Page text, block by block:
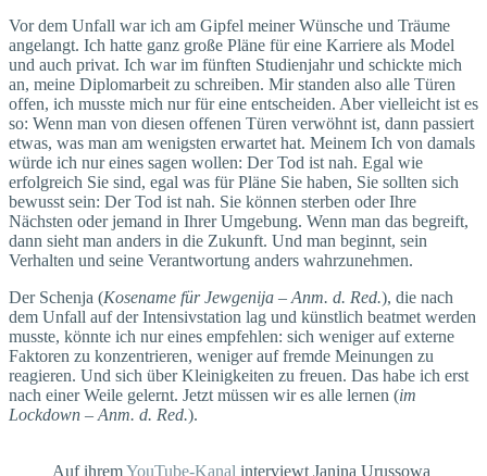
Vor dem Unfall war ich am Gipfel meiner Wünsche und Träume
angelangt. Ich hatte ganz große Pläne für eine Karriere als Model
und auch privat. Ich war im fünften Studienjahr und schickte mich
an, meine Diplomarbeit zu schreiben. Mir standen also alle Türen
offen, ich musste mich nur für eine entscheiden. Aber vielleicht ist es
so: Wenn man von diesen offenen Türen verwöhnt ist, dann passiert
etwas, was man am wenigsten erwartet hat. Meinem Ich von damals
würde ich nur eines sagen wollen: Der Tod ist nah. Egal wie
erfolgreich Sie sind, egal was für Pläne Sie haben, Sie sollten sich
bewusst sein: Der Tod ist nah. Sie können sterben oder Ihre
Nächsten oder jemand in Ihrer Umgebung. Wenn man das begreift,
dann sieht man anders in die Zukunft. Und man beginnt, sein
Verhalten und seine Verantwortung anders wahrzunehmen.
Der Schenja (Kosename für Jewgenija – Anm. d. Red.), die nach
dem Unfall auf der Intensivstation lag und künstlich beatmet werden
musste, könnte ich nur eines empfehlen: sich weniger auf externe
Faktoren zu konzentrieren, weniger auf fremde Meinungen zu
reagieren. Und sich über Kleinigkeiten zu freuen. Das habe ich erst
nach einer Weile gelernt. Jetzt müssen wir es alle lernen (im
Lockdown – Anm. d. Red.).
Auf ihremYouTube-Kanal interviewt Janina Urussowa